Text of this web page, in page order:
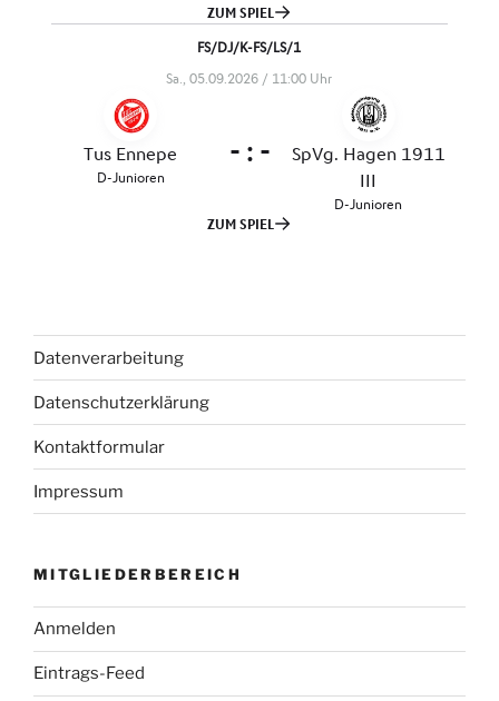
Datenverarbeitung
Datenschutzerklärung
Kontaktformular
Impressum
MITGLIEDERBEREICH
Anmelden
Eintrags-Feed